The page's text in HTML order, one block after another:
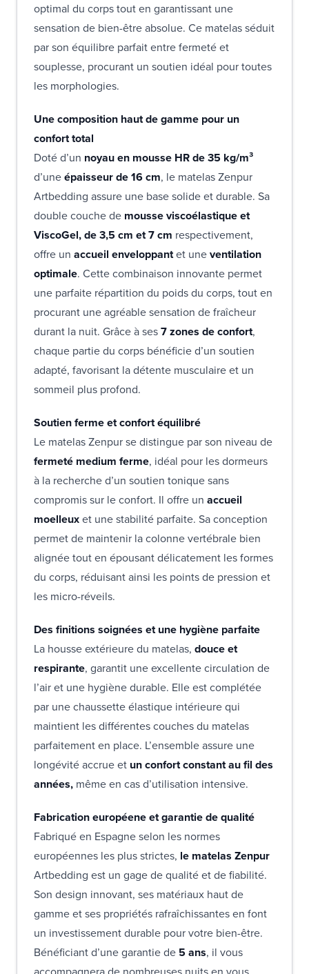
optimal du corps tout en garantissant une
sensation de bien-être absolue. Ce matelas séduit
par son équilibre parfait entre fermeté et
souplesse, procurant un soutien idéal pour toutes
les morphologies.
Une composition haut de gamme pour un
confort total
Doté d’un noyau en mousse HR de 35 kg/m³
d’uneépaisseur de 16 cm, le matelas Zenpur
Artbedding assure une base solide et durable. Sa
double couche de mousse viscoélastique et
ViscoGel, de 3,5 cm et 7 cm respectivement,
offre un accueil enveloppantet uneventilation
optimale. Cette combinaison innovante permet
une parfaite répartition du poids du corps, tout en
procurant une agréable sensation de fraîcheur
durant la nuit. Grâce à ses7 zones de confort,
chaque partie du corps bénéficie d’un soutien
adapté, favorisant la détente musculaire et un
sommeil plus profond.
Soutien ferme et confort équilibré
Le matelas Zenpur se distingue par son niveau de
fermeté medium ferme, idéal pour les dormeurs
à la recherche d’un soutien tonique sans
compromis sur le confort. Il offre un accueil
moelleuxet une stabilité parfaite. Sa conception
permet de maintenir la colonne vertébrale bien
alignée tout en épousant délicatement les formes
du corps, réduisant ainsi les points de pression et
les micro-réveils.
Des finitions soignées et une hygiène parfaite
La housse extérieure du matelas, douce et
respirante, garantit une excellente circulation de
l’air et une hygiène durable. Elle est complétée
par une chaussette élastique intérieure qui
maintient les différentes couches du matelas
parfaitement en place. L’ensemble assure une
longévité accrue et un confort constant au fil des
années, même en cas d’utilisation intensive.
Fabrication européene et garantie de qualité
Fabriqué en Espagne selon les normes
européennes les plus strictes, le matelas Zenpur
Artbedding est un gage de qualité et de fiabilité.
Son design innovant, ses matériaux haut de
gamme et ses propriétés rafraîchissantes en font
un investissement durable pour votre bien-être.
Bénéficiant d’une garantie de 5 ans, il vous